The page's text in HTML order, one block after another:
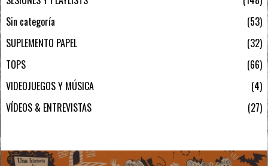
Sin categoría
53
SUPLEMENTO PAPEL
32
TOPS
66
VIDEOJUEGOS Y MÚSICA
4
VÍDEOS & ENTREVISTAS
27